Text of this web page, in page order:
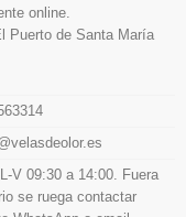
online.
Puerto de Santa María
V 09:30 a 14:00. Fuera
se ruega contactar